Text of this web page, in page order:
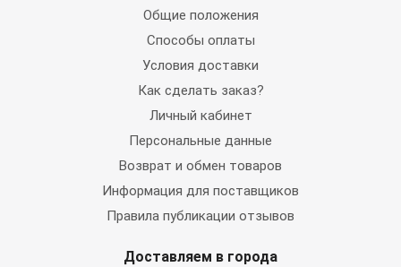
Общие положения
Способы оплаты
Условия доставки
Как сделать заказ?
Личный кабинет
Персональные данные
Возврат и обмен товаров
Информация для поставщиков
Правила публикации отзывов
Доставляем в города